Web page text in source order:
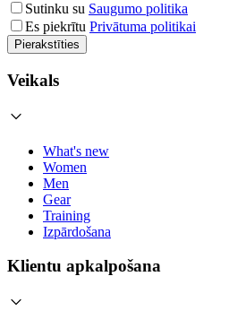
Sutinku su Saugumo politika
Es piekrītu Privātuma politikai
Pierakstīties
Veikals
What's new
Women
Men
Gear
Training
Izpārdošana
Klientu apkalpošana